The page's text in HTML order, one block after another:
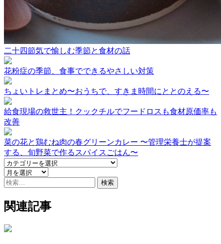
二十四節気で愉しむ季節と食材の話
花粉症の季節、食事でできるやさしい対策
ちょいトレまとめ〜おうちで、すきま時間にととのえる〜
給食現場の救世主！クックチルでフードロスも食材原価率も
改善
菜の花と鶏むね肉の春グリーンカレー 〜管理栄養士が提案
する、旬野菜で作るスパイスごはん〜
検
関連記事